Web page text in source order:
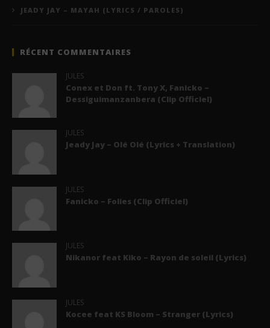
JEADY JAY – MAYAH (LYRICS / PAROLES)
RÉCENT COMMENTAIRES
JULES
Conex et Don ft. Tony X, Fanicko –
Dessiguimanzanbera (Clip Officiel)
JULES
Jeady Jay – Olé Olé (Lyrics + Translation)
JULES
Fanicko – Folies (Clip Officiel)
JULES
Nikanor feat Kiko – Rayon de soleil (Lyrics)
JULES
Kocee feat KS Bloom – Stranger (Lyrics)